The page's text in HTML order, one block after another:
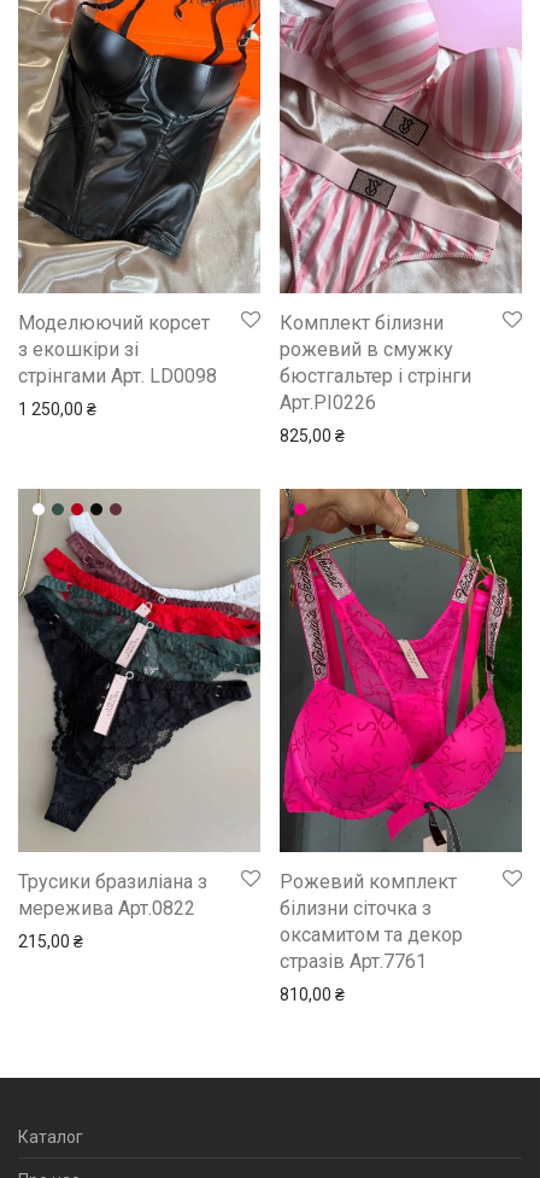
Моделюючий корсет
з екошкіри зі
стрінгами Арт. LD0098
1 250,00 ₴
Комплект білизни
рожевий в смужку
бюстгальтер i стрiнги
Арт.PI0226
825,00 ₴
Трусики бразиліана з
мережива Арт.0822
215,00 ₴
Рожевий комплект
білизни сіточка з
оксамитом та декор
стразів Арт.7761
810,00 ₴
Каталог